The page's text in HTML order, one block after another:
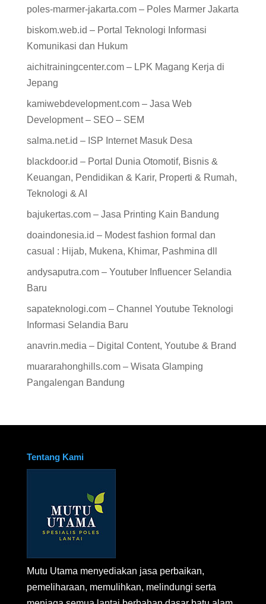
poles-marmer-jakarta.com – Poles Marmer Jakarta
biskom.web.id – Portal Teknologi Informasi
Komunikasi dan Hukum
aichitrainingcenter.com – LPK Magang Kerja di
Jepang
kamiwebdevelopment.com – Jasa Web
Development – SEO – SEM
salma.net.id – ISP Internet Masuk Desa
blackdoor.id – Portal Dunia Otomotif, Bisnis &
Keuangan, Pendidikan & Karir, Properti & Rumah,
Teknologi & AI
bajukertas.com – Jasa Printing Kain Bandung
doaindonesia.id – Modest fashion formal dan
casual : Hijab, Mukena, Khimar, Pashmina dll
andysaputra.com – Youtuber Influencer Selandia
Baru
sapateknologi.com – Channel Youtube Teknologi
Informasi Selandia Baru
anavrin.media – Digital Content, Youtube & Brand
muararahonghills.com – Wisata Glamping
Pangalengan Bandung
Tentang Kami
Mutu Utama menyediakan jasa perbaikan,
pemeliharaan, memulihkan, melindungi serta